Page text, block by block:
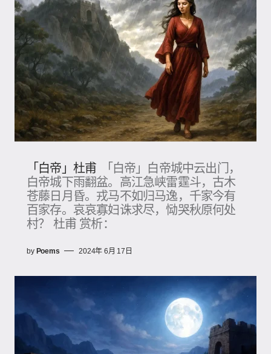
「白帝」杜甫
「白帝」白帝城中云出门，
白帝城下雨翻盆。高江急峡雷霆斗，古木
苍藤日月昏。戎马不如归马逸，千家今有
百家存。哀哀寡妇诛求尽，恸哭秋原何处
村？ 杜甫 赏析：
by Poems 2024年 6月 17日